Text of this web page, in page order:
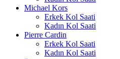
Michael Kors
Erkek Kol Saati
Kadın Kol Saati
Pierre Cardin
Erkek Kol Saati
Kadın Kol Saati